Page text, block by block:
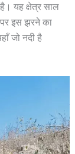
यह क्षेत्र साल
इस झरने का
जो नदी है